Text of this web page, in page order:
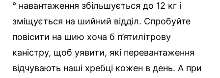
° навантаження збільшується до 12 кг і
зміщується на шийний відділ. Спробуйте
повісити на шию хоча б п’ятилітрову
каністру, щоб уявити, які перевантаження
відчувають наші хребці кожен в день. А при